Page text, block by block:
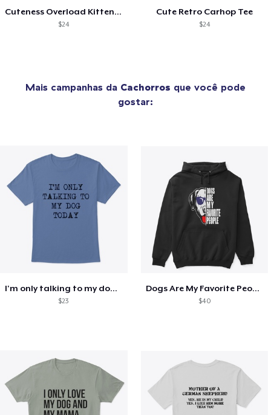
Cuteness Overload Kitten Tee
$24
Cute Retro Carhop Tee
$24
Mais campanhas da Cachorros que você pode
gostar:
I'm only talking to my dog today
$23
Dogs Are My Favorite People Funny Gift
$40